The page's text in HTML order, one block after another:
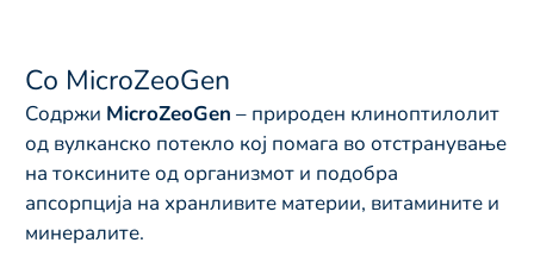
Со MicroZeoGen
Содржи MicroZeoGen – природен клиноптилолит
од вулканско потекло кој помага во отстранување
на токсините од организмот и подобра
апсорпција на хранливите материи, витамините и
минералите.